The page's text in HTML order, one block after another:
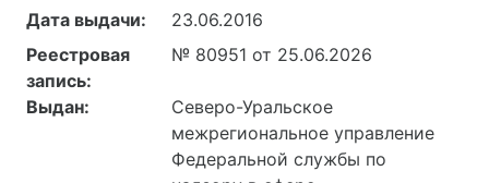
Дата выдачи:
23.06.2016
Реестровая
запись:
№ 80951 от 25.06.2026
Выдан:
Северо-Уральское
межрегиональное управление
Федеральной службы по